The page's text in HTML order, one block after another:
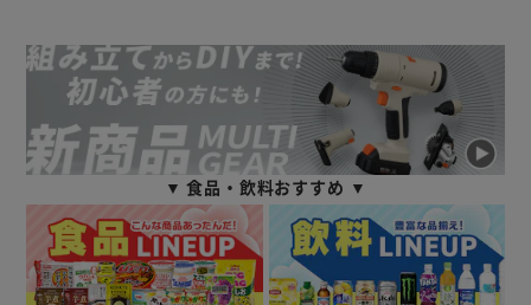
▼ 食品・飲料おすすめ ▼